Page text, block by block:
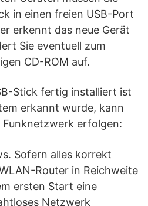
in einen freien USB-Port
erkennt das neue Gerät
Sie eventuell zum
CD-ROM auf.
Stick fertig installiert ist
erkannt wurde, kann
Funknetzwerk erfolgen:
Sofern alles korrekt
Router in Reichweite
ersten Start eine
Netzwerk